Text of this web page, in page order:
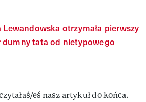
Lewandowska otrzymała pierwszy
dumny tata od nietypowego
eś nasz artykuł do końca.